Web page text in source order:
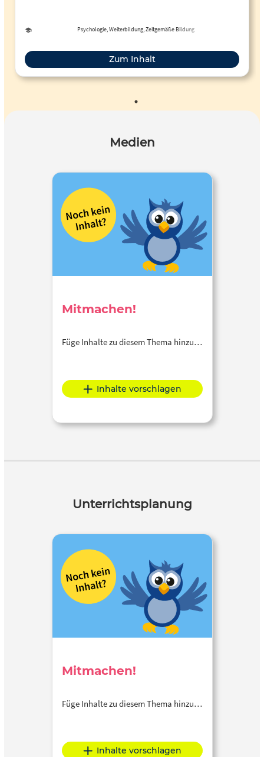
Psychologie, Weiterbildung, Zeitgemäße Bildung
Zum Inhalt
Medien
Mitmachen!
Füge Inhalte zu diesem Thema hinzu…
Inhalte vorschlagen
Unterrichtsplanung
Mitmachen!
Füge Inhalte zu diesem Thema hinzu…
Inhalte vorschlagen